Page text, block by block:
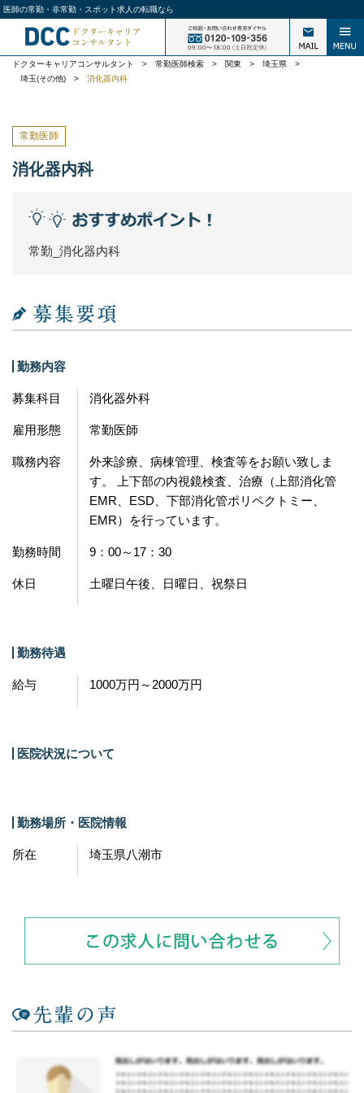
医師の常勤・非常勤・スポット求人の転職なら
ドクターキャリアコンサルタント > 常勤医師検索 > 関東 > 埼玉県 >
埼玉(その他) > 消化器内科
常勤医師
消化器内科
常勤_消化器内科
勤務内容
募集科目 消化器外科
雇用形態 常勤医師
職務内容
外来診療、病棟管理、検査等をお願い致しま
す。 上下部の内視鏡検査、治療（上部消化管
EMR、ESD、下部消化管ポリペクトミー、
EMR）を行っています。
勤務時間 9：00～17：30
休日 土曜日午後、日曜日、祝祭日
勤務待遇
給与 1000万円～2000万円
医院状況について
勤務場所・医院情報
所在 埼玉県八潮市